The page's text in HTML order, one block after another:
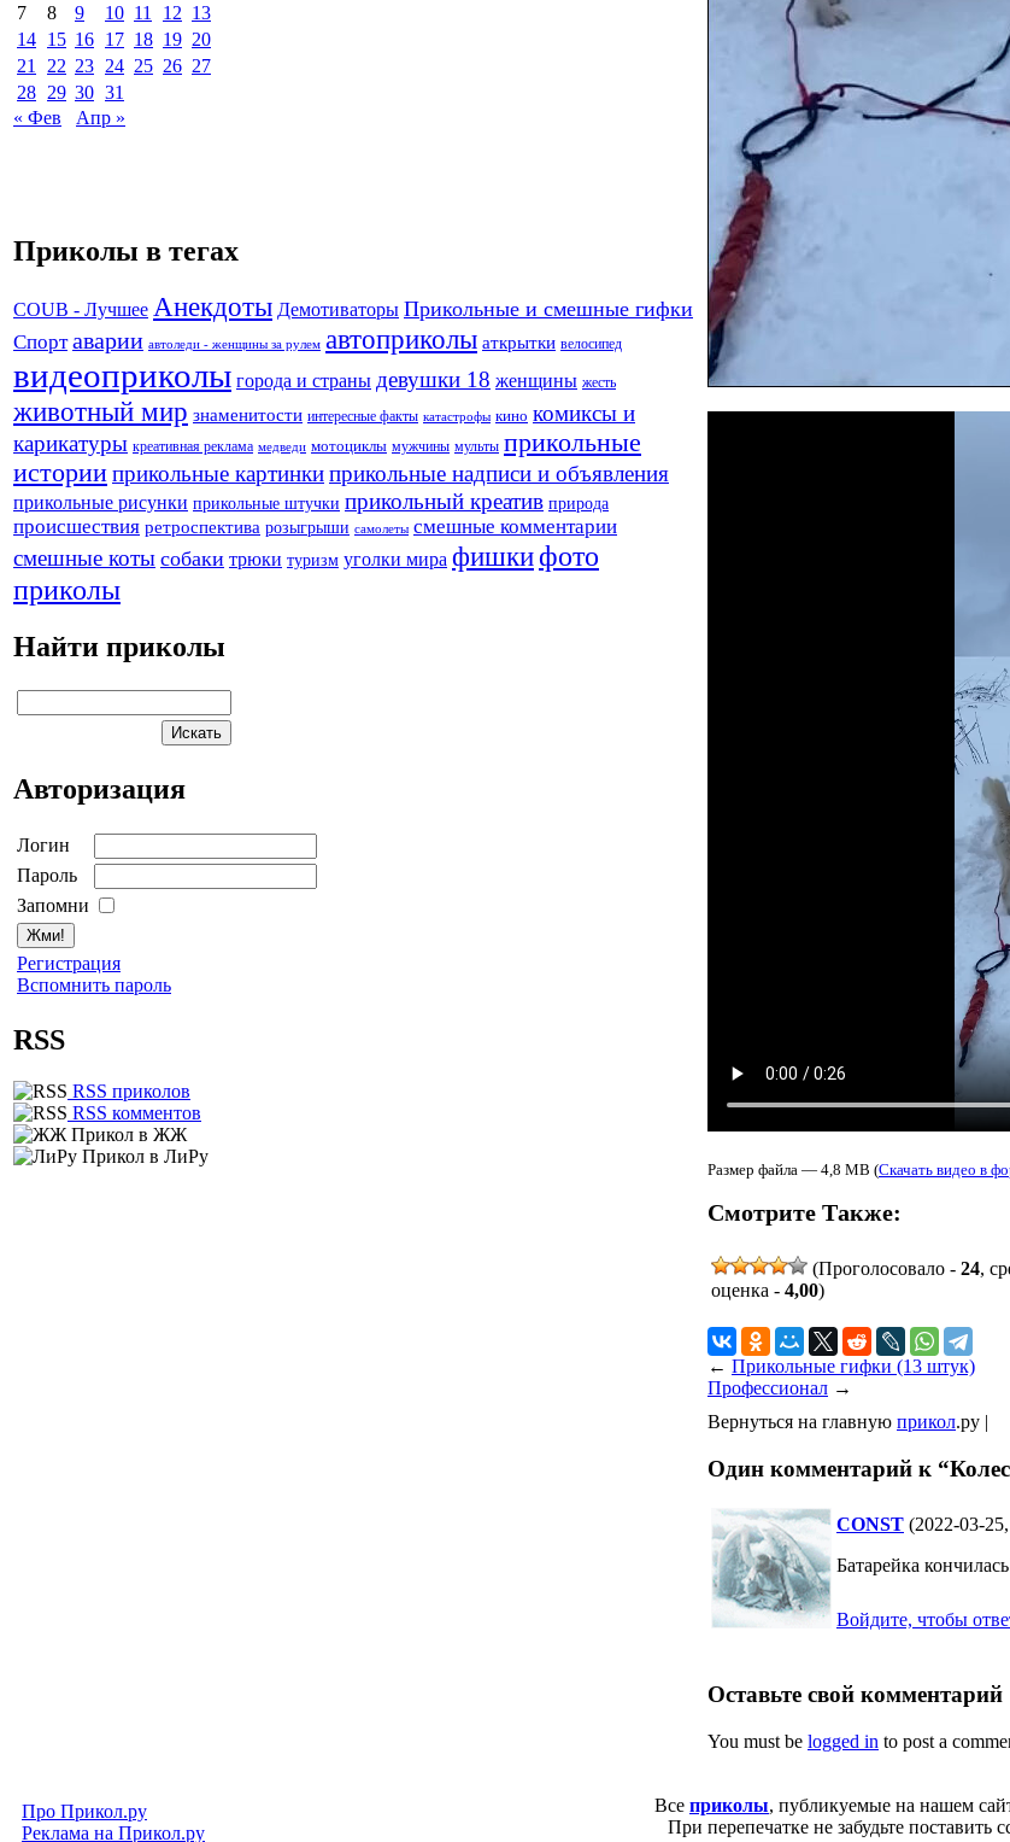
7
8 9 10 11 12 13
14 15 16 17 18 19 20
21
22 23 24 25 26 27
28 29 30 31
« Фев
Апр »
Приколы в тегах
COUB - Лучшее Анекдоты Демотиваторы Прикольные и смешные гифки
Спорт аварии автоледи - женщины за рулем автоприколы аткрытки велосипед
видеоприколы города и страны девушки 18 женщины жесть
животный мир знаменитости интересные факты катастрофы кино комиксы и
карикатуры креативная реклама медведи мотоциклы мужчины мульты прикольные
историиприкольные картинкиприкольные надписи и объявления
прикольные рисунки прикольные штучки прикольный креатив природа
происшествия ретроспектива розыгрыши самолеты смешные комментарии
смешные коты собаки трюки туризм уголки мира фишкифото
приколы
Найти приколы
Авторизация
Логин
Пароль
Запомни
Регистрация
Вспомнить пароль
RSS
RSS приколов
RSS комментов
Прикол в ЖЖ
Прикол в ЛиРу
Размер файла — 4,8 MB (Скачать видео в
Смотрите Также:
(Проголосовало - 24,
оценка - 4,00)
← Прикольные гифки (13 штук)
Профессионал →
Вернуться на главную прикол.ру |
Один комментарий к
CONST (2022-03-
Батарейка
Войдите, чтобы
Оставьте свой комментарий
You must be logged in to post a
Про Прикол.ру
Реклама на Прикол.ру
Все приколы, публикуемые на нашем
При перепечатке не забудьте поставить